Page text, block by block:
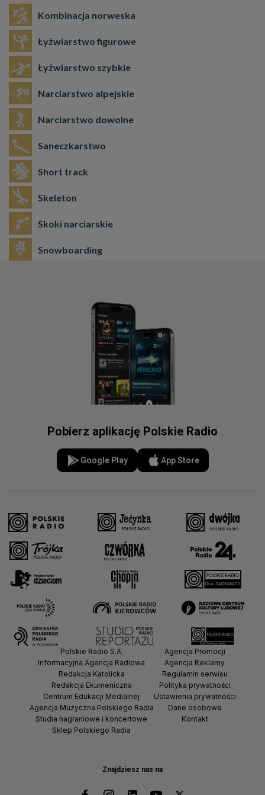
Kombinacja norweska
Łyżwiarstwo figurowe
Łyżwiarstwo szybkie
Narciarstwo alpejskie
Narciarstwo dowolne
Saneczkarstwo
Short track
Skeleton
Skoki narciarskie
Snowboarding
Pobierz aplikację Polskie Radio
Google Play App Store
Znajdziesz nas na
Polskie Radio S.A.
Informacyjna Agencja Radiowa
Redakcja Katolicka
Redakcja Ekumeniczna
Centrum Edukacji Medialnej
Agencja Muzyczna Polskiego Radia
Studia nagraniowe i koncertowe
Sklep Polskiego Radia
Agencja Promocji
Agencja Reklamy
Regulamin serwisu
Polityka prywatności
Ustawienia prywatności
Dane osobowe
Kontakt